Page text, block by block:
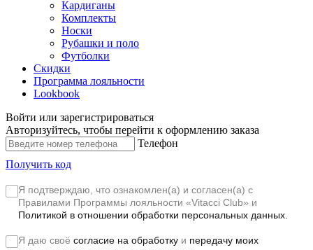
Кардиганы
Комплекты
Носки
Рубашки и поло
Футболки
Скидки
Программа лояльности
Lookbook
Войти или зарегистрироваться
Авторизуйтесь, чтобы перейти к оформлению заказа
Телефон
Получить код
Я подтверждаю, что ознакомлен(а) и согласен(а) с
Правилами Программы лояльности «Vitacci Club» и
Политикой в отношении обработки персональных данных.
Я даю своё согласие на обработку и передачу моих